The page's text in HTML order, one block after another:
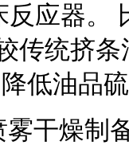
应器。
传统挤
低油品
干燥制